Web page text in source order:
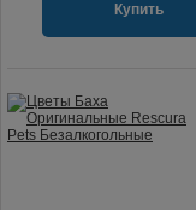
Купить